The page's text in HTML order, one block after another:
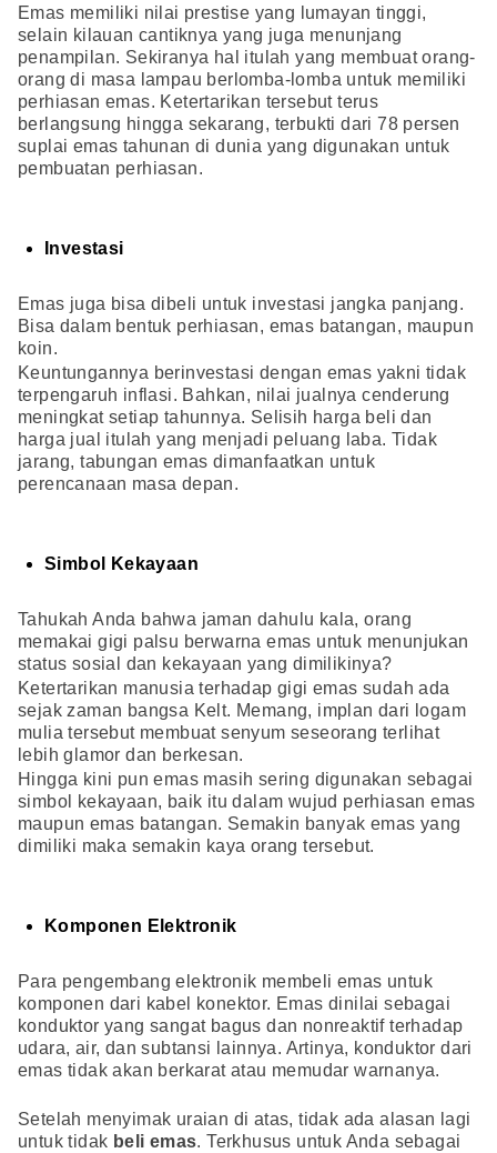
Emas memiliki nilai prestise yang lumayan tinggi,
selain kilauan cantiknya yang juga menunjang
penampilan. Sekiranya hal itulah yang membuat orang-
orang di masa lampau berlomba-lomba untuk memiliki
perhiasan emas. Ketertarikan tersebut terus
berlangsung hingga sekarang, terbukti dari 78 persen
suplai emas tahunan di dunia yang digunakan untuk
pembuatan perhiasan.
Investasi
Emas juga bisa dibeli untuk investasi jangka panjang.
Bisa dalam bentuk perhiasan, emas batangan, maupun
koin.
Keuntungannya berinvestasi dengan emas yakni tidak
terpengaruh inflasi. Bahkan, nilai jualnya cenderung
meningkat setiap tahunnya. Selisih harga beli dan
harga jual itulah yang menjadi peluang laba. Tidak
jarang, tabungan emas dimanfaatkan untuk
perencanaan masa depan.
Simbol Kekayaan
Tahukah Anda bahwa jaman dahulu kala, orang
memakai gigi palsu berwarna emas untuk menunjukan
status sosial dan kekayaan yang dimilikinya?
Ketertarikan manusia terhadap gigi emas sudah ada
sejak zaman bangsa Kelt. Memang, implan dari logam
mulia tersebut membuat senyum seseorang terlihat
lebih glamor dan berkesan.
Hingga kini pun emas masih sering digunakan sebagai
simbol kekayaan, baik itu dalam wujud perhiasan emas
maupun emas batangan. Semakin banyak emas yang
dimiliki maka semakin kaya orang tersebut.
Komponen Elektronik
Para pengembang elektronik membeli emas untuk
komponen dari kabel konektor. Emas dinilai sebagai
konduktor yang sangat bagus dan nonreaktif terhadap
udara, air, dan subtansi lainnya. Artinya, konduktor dari
emas tidak akan berkarat atau memudar warnanya.
Setelah menyimak uraian di atas, tidak ada alasan lagi
untuk tidak beli emas. Terkhusus untuk Anda sebagai